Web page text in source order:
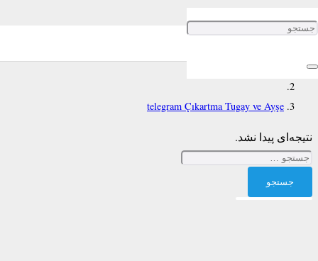
telegram Çıkartma Tugay ve Ayşe
telegram Çıkartma Tugay ve Ayşe
نتیجه‌ای پیدا نشد.
جستجو